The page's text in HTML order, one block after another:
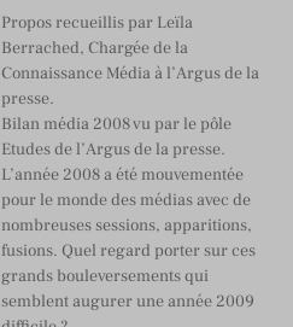
Propos recueillis par Leïla
Berrached, Chargée de la
Connaissance Média à l’Argus de la
presse.
Bilan média 2008 vu par le pôle
Etudes de l’Argus de la presse.
L’année 2008 a été mouvementée
pour le monde des médias avec de
nombreuses sessions, apparitions,
fusions. Quel regard porter sur ces
grands bouleversements qui
semblent augurer une année 2009